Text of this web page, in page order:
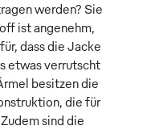
werden? Sie
ist angenehm,
dass die Jacke
etwas verrutscht
besitzen die
die für
sind die